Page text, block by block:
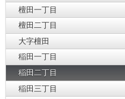
檀田一丁目
檀田二丁目
大字檀田
稲田一丁目
稲田二丁目
稲田三丁目